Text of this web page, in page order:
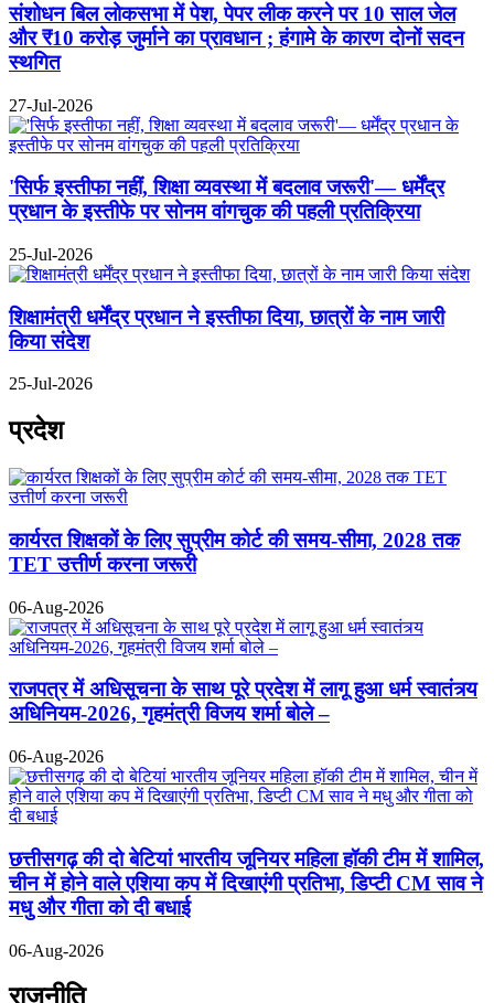
संशोधन बिल लोकसभा में पेश, पेपर लीक करने पर 10 साल जेल
और ₹10 करोड़ जुर्माने का प्रावधान ; हंगामे के कारण दोनों सदन
स्थगित
27-Jul-2026
'सिर्फ इस्तीफा नहीं, शिक्षा व्यवस्था में बदलाव जरूरी'— धर्मेंद्र
प्रधान के इस्तीफे पर सोनम वांगचुक की पहली प्रतिक्रिया
25-Jul-2026
शिक्षामंत्री धर्मेंद्र प्रधान ने इस्तीफा दिया, छात्रों के नाम जारी
किया संदेश
25-Jul-2026
प्रदेश
कार्यरत शिक्षकों के लिए सुप्रीम कोर्ट की समय-सीमा, 2028 तक
TET उत्तीर्ण करना जरूरी
06-Aug-2026
राजपत्र में अधिसूचना के साथ पूरे प्रदेश में लागू हुआ धर्म स्वातंत्र्य
अधिनियम-2026, गृहमंत्री विजय शर्मा बोले –
06-Aug-2026
छत्तीसगढ़ की दो बेटियां भारतीय जूनियर महिला हॉकी टीम में शामिल,
चीन में होने वाले एशिया कप में दिखाएंगी प्रतिभा, डिप्टी CM साव ने
मधु और गीता को दी बधाई
06-Aug-2026
राजनीति